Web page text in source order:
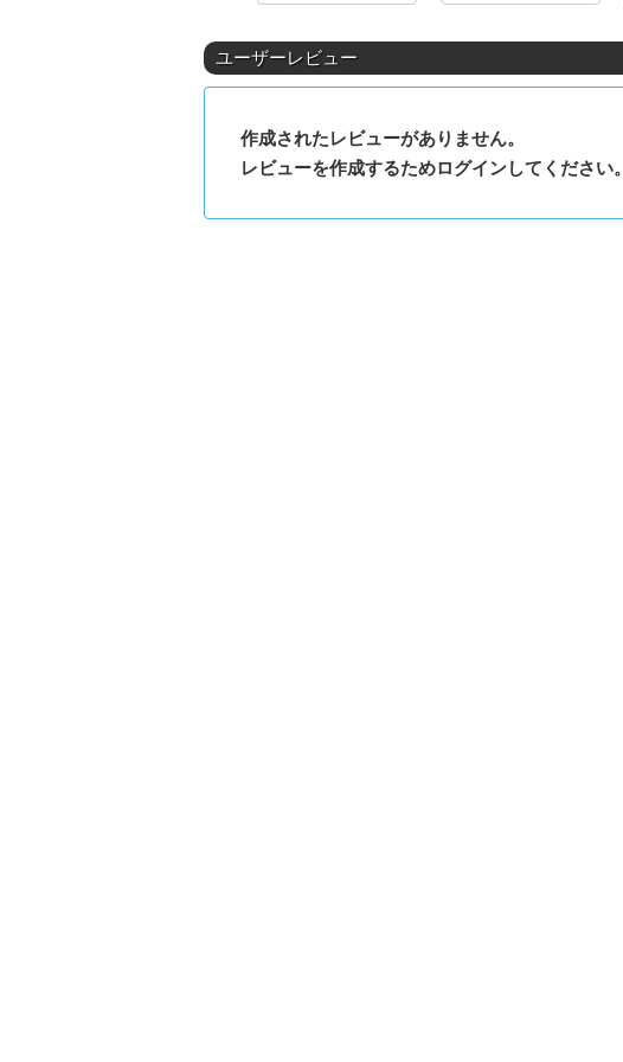
ユーザーレビュー
作成されたレビューがありません。
レビューを作成するためログインしてください。